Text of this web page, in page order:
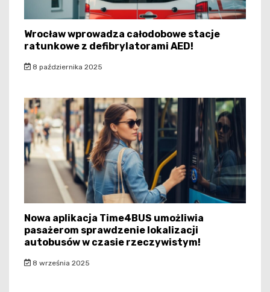
Wrocław wprowadza całodobowe stacje
ratunkowe z defibrylatorami AED!
8 października 2025
Nowa aplikacja Time4BUS umożliwia
pasażerom sprawdzenie lokalizacji
autobusów w czasie rzeczywistym!
8 września 2025